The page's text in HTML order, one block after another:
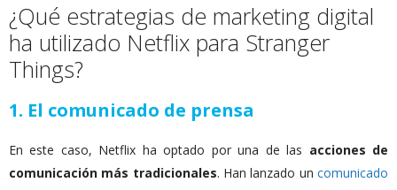
¿Qué estrategias de marketing digital
ha utilizado Netflix para Stranger
Things?
1. El comunicado de prensa
En este caso, Netflix ha optado por una de las acciones de
comunicación más tradicionales. Han lanzado uncomunicado